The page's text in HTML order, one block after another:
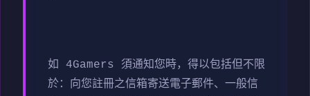
如 4Gamers 須通知您時，得以包括但不限
於：向您註冊之信箱寄送電子郵件、一般信